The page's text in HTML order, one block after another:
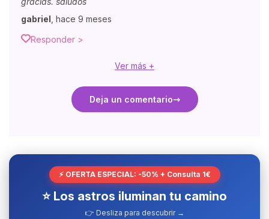
gabriel hace 9 meses
Responder >
Ver más +
Deja un comentario
⚡ OFERTA ESPECIAL: -50% + Consulta 1€
⭐ Los astros iluminan tu camino
👉 Desliza para descubrir →